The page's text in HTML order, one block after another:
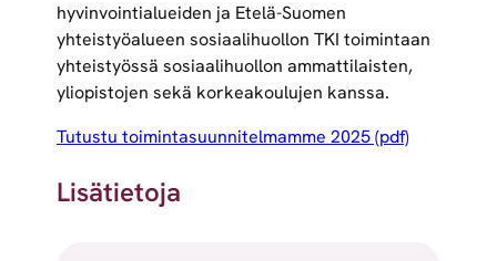
hyvinvointialueiden ja Etelä-Suomen
yhteistyöalueen sosiaalihuollon TKI toimintaan
yhteistyössä sosiaalihuollon ammattilaisten,
yliopistojen sekä korkeakoulujen kanssa.
Tutustu toimintasuunnitelmamme 2025 (pdf)
Lisätietoja